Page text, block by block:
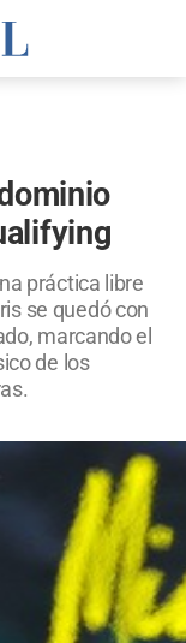
práctica libre
se quedó con
marcando el
de los